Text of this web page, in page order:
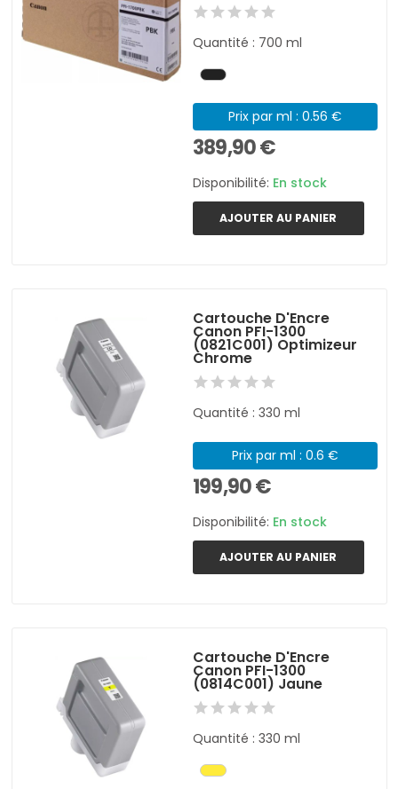
Quantité : 700 ml
Prix par ml : 0.56 €
389,90 €
Disponibilité: En stock
AJOUTER AU PANIER
Cartouche D'Encre
Canon PFI-1300
(0821C001) Optimizeur
Chrome
Quantité : 330 ml
Prix par ml : 0.6 €
199,90 €
Disponibilité: En stock
AJOUTER AU PANIER
Cartouche D'Encre
Canon PFI-1300
(0814C001) Jaune
Quantité : 330 ml